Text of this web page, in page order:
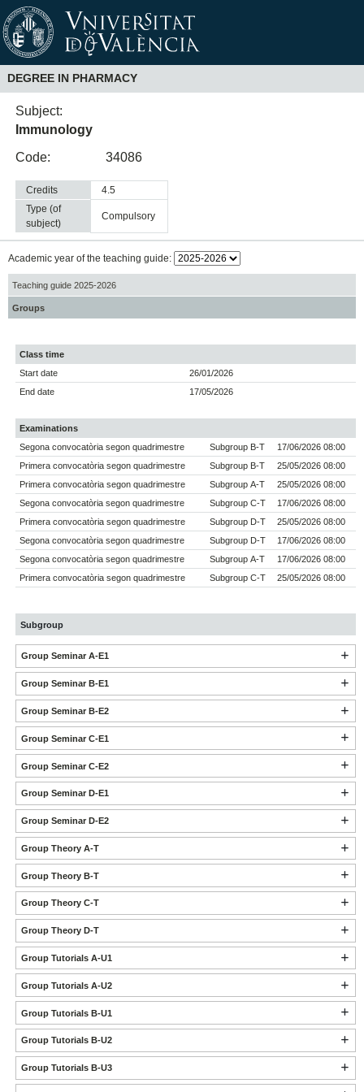
DEGREE IN PHARMACY
Subject:
Immunology
Code:
34086
Credits
4.5
Type (of
subject)
compulsory
Academic year of the teaching guide:
Teaching guide 2025-2026
Groups
Class time
Start date
26/01/2026
End date
17/05/2026
Examinations
Segona convocatòria segon quadrimestre
Subgroup B-T
17/06/2026 08:00
Primera convocatòria segon quadrimestre
Subgroup B-T
25/05/2026 08:00
Primera convocatòria segon quadrimestre
Subgroup A-T
25/05/2026 08:00
Segona convocatòria segon quadrimestre
Subgroup C-T
17/06/2026 08:00
Primera convocatòria segon quadrimestre
Subgroup D-T
25/05/2026 08:00
Segona convocatòria segon quadrimestre
Subgroup D-T
17/06/2026 08:00
Segona convocatòria segon quadrimestre
Subgroup A-T
17/06/2026 08:00
Primera convocatòria segon quadrimestre
Subgroup C-T 25/05/2026 08:00
Subgroup
Group Seminar A-E1
Group Seminar B-E1
Group Seminar B-E2
Group Seminar C-E1
Group Seminar C-E2
Group Seminar D-E1
Group Seminar D-E2
Group Theory A-T
Group Theory B-T
Group Theory C-T
Group Theory D-T
Group Tutorials A-U1
Group Tutorials A-U2
Group Tutorials B-U1
Group Tutorials B-U2
Group Tutorials B-U3